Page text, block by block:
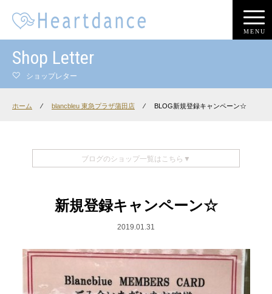
MENU
Shop Letter
ショップレター
ホーム ⁄ blancbleu 東急プラザ蒲田店 ⁄ BLOG新規登録キャンペーン☆
ブログのショップ一覧はこちら▼
新規登録キャンペーン☆
2019.01.31